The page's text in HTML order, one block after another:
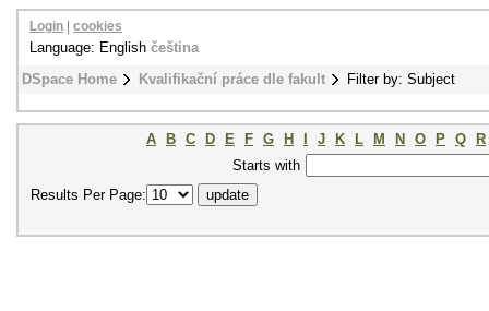
DSpace Home Kvalifikační práce dle fakult Filter by: Subject
Login cookies
Language: English čeština
A B C D E F G H J K L M N O P Q
R
Starts with
Results Per Page: